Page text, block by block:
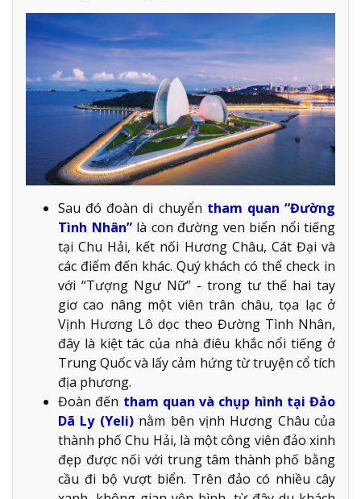
Sau đó đoàn di chuyển tham quan “Đường
Tình Nhân”là con đường ven biển nổi tiếng
tại Chu Hải, kết nối Hương Châu, Cát Đại và
các điểm đến khác. Quý khách có thể check in
với “Tượng Ngư Nữ” - trong tư thế hai tay
giơ cao nâng một viên trân châu, tọa lạc ở
Vịnh Hương Lô dọc theo Đường Tình Nhân,
đây là kiệt tác của nhà điêu khắc nổi tiếng ở
Trung Quốc và lấy cảm hứng từ truyện cổ tích
địa phương.
Đoàn đến tham quan và chụp hình tại Đảo
Dã Ly (Yeli)nằm bên vịnh Hương Châu của
thành phố Chu Hải, là một công viên đảo xinh
đẹp được nối với trung tâm thành phố bằng
cầu đi bộ vượt biển. Trên đảo có nhiều cây